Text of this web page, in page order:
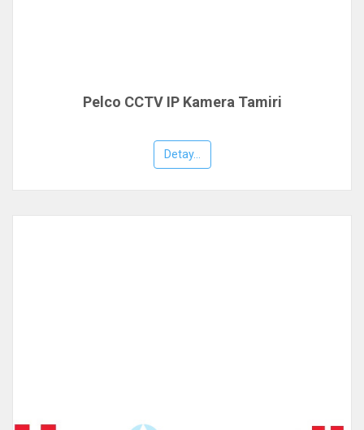
Pelco CCTV IP Kamera Tamiri
Detay...